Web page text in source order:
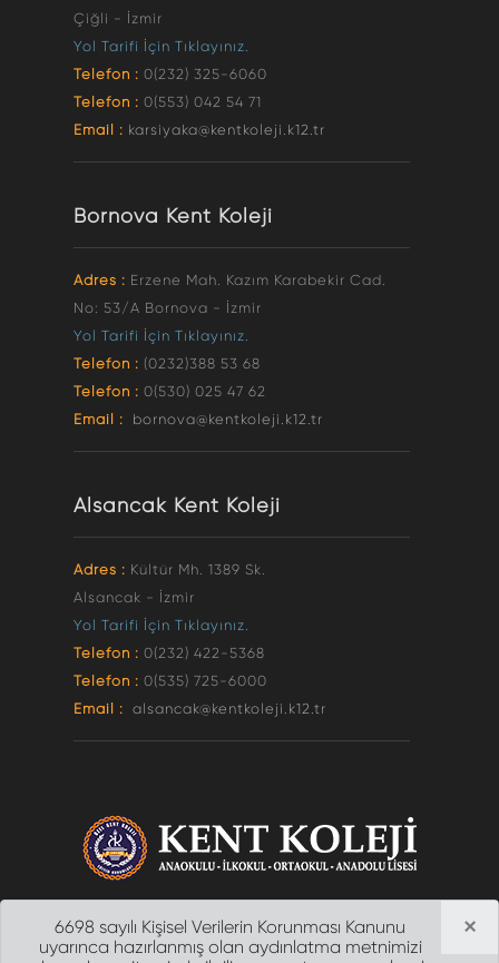
×
6698 sayılı Kişisel Verilerin Korunması Kanunu
uyarınca hazırlanmış olan aydınlatma metnimizi
Çiğli - İzmir
Yol Tarifi İçin Tıklayınız.
Telefon : 0(232) 325-6060
Telefon : 0(553) 042 54 71
Email : karsiyaka@kentkoleji.k12.tr
Bornova Kent Koleji
Adres : Erzene Mah. Kazım Karabekir Cad.
No: 53/A Bornova - İzmir
Yol Tarifi İçin Tıklayınız.
Telefon : (0232)388 53 68
Telefon : 0(530) 025 47 62
Email :
bornova@kentkoleji.k12.tr
Alsancak Kent Koleji
Adres : Kültür Mh. 1389 Sk.
Alsancak - İzmir
Yol Tarifi İçin Tıklayınız.
Telefon : 0(232) 422-5368
Telefon : 0(535) 725-6000
Email : alsancak@kentkoleji.k12.tr
2012 © İZMİR ÖZEL KENT KOLEJİ| Tüm Hakları